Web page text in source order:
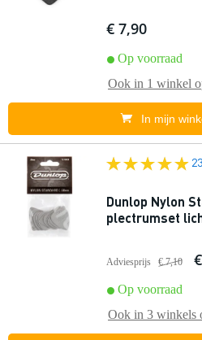
€ 7,90
Op voorraad
Ook in 1 winkel
In mijn
Dunlop Nylon
plectrumset
Adviesprijs € 7,10
Op voorraad
Ook in 3 winkels